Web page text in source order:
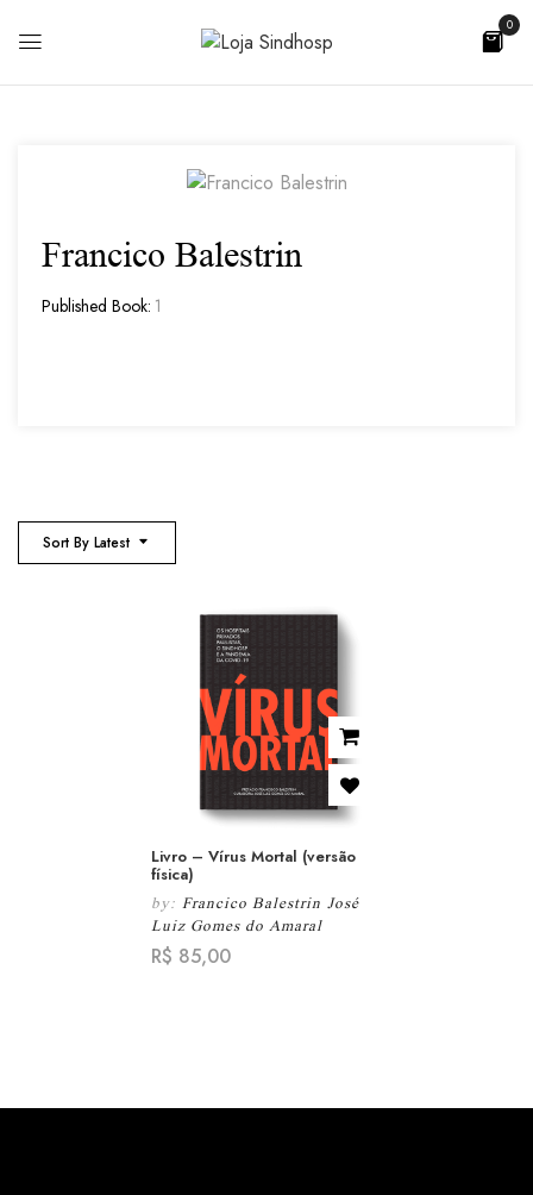
0
Francico Balestrin
Published Book: 1
Sort By Latest
Livro – Vírus Mortal (versão
física)
by: Francico Balestrin José
Luiz Gomes do Amaral
R$ 85,00